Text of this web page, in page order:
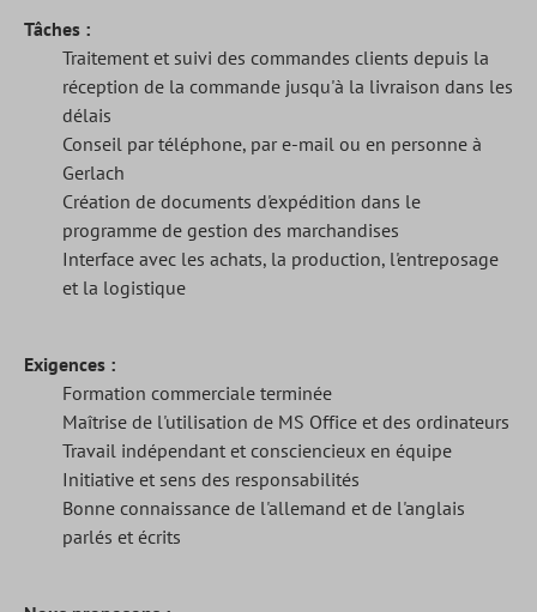
Tâches :
Traitement et suivi des commandes clients depuis la
réception de la commande jusqu'à la livraison dans les
délais
Conseil par téléphone, par e-mail ou en personne à
Gerlach
Création de documents d'expédition dans le
programme de gestion des marchandises
Interface avec les achats, la production, l'entreposage
et la logistique
Exigences :
Formation commerciale terminée
Maîtrise de l'utilisation de MS Office et des ordinateurs
Travail indépendant et consciencieux en équipe
Initiative et sens des responsabilités
Bonne connaissance de l'allemand et de l'anglais
parlés et écrits